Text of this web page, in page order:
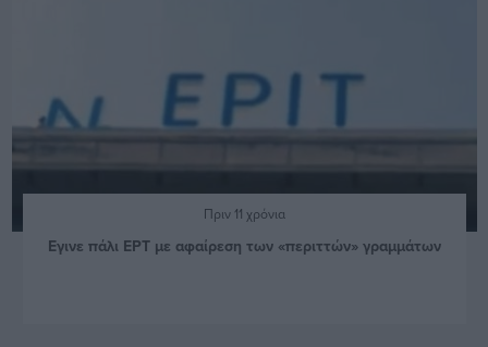
Πριν 11 χρόνια
Εγινε πάλι ΕΡΤ με αφαίρεση των «περιττών» γραμμάτων